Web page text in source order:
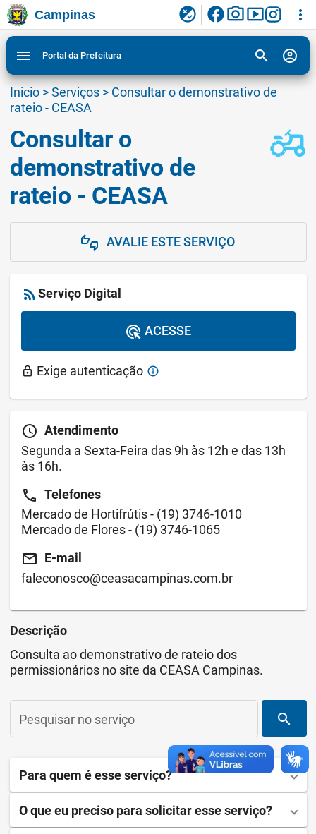
Ir para conteudo
Ir para menu do site da Prefeitura de Campinas
Ligar/Desligar contraste visual de tela para
acessibilidade
3
Campinas flaky facebookphoto_camerasmart_display more_vert
menu Portal da Prefeitura search account_circle
Inicio>Serviços> Consultar o demonstrativo de
rateio - CEASA
agriculture
Consultar o
demonstrativo de
rateio - CEASA
thumbs_up_down AVALIE ESTE SERVIÇO
rss_feedServiço Digital
ads_click ACESSE
lock Exige autenticação info
schedule Atendimento
Segunda a Sexta-Feira das 9h às 12h e das 13h
às 16h.
call Telefones
Mercado de Hortifrútis - (19) 3746-1010
Mercado de Flores - (19) 3746-1065
email E-mail
faleconosco@ceasacampinas.com.br
Descrição
Consulta ao demonstrativo de rateio dos
permissionários no site da CEASA Campinas.
Pesquisar no serviço search
Para quem é esse serviço?
O que eu preciso para solicitar esse serviço?